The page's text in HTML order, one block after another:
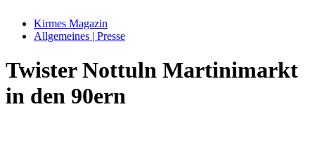
Kirmes Magazin
Allgemeines | Presse
Twister Nottuln Martinimarkt
in den 90ern